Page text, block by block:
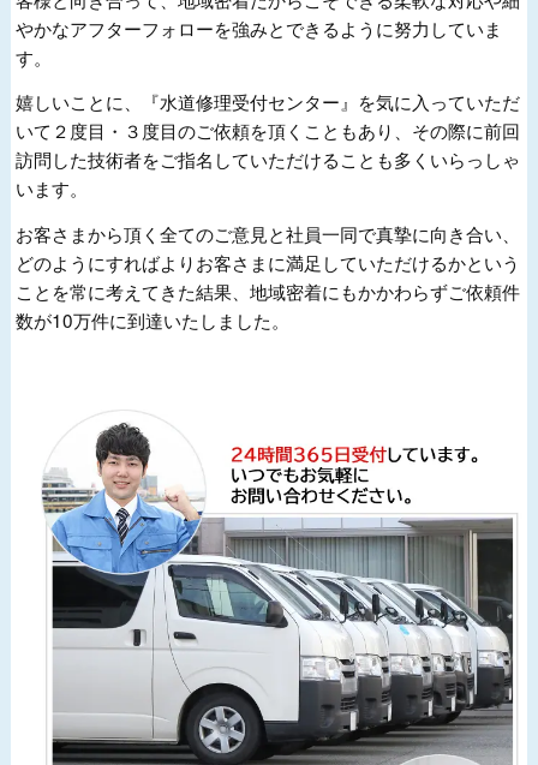
やかなアフターフォローを強みとできるように努力していま
す。
嬉しいことに、『水道修理受付センター』を気に入っていただ
いて２度目・３度目のご依頼を頂くこともあり、その際に前回
訪問した技術者をご指名していただけることも多くいらっしゃ
います。
お客さまから頂く全てのご意見と社員一同で真摯に向き合い、
どのようにすればよりお客さまに満足していただけるかという
ことを常に考えてきた結果、地域密着にもかかわらずご依頼件
数が10万件に到達いたしました。